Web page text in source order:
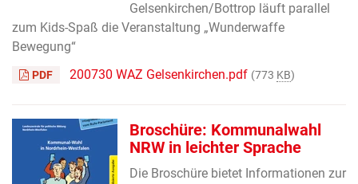
Gelsenkirchen/Bottrop läuft parallel
zum Kids-Spaß die Veranstaltung „Wunderwaffe
Bewegung“
PDF 200730 WAZ Gelsenkirchen.pdf (773 KB)
Broschüre: Kommunalwahl
NRW in leichter Sprache
Die Broschüre bietet Informationen zur